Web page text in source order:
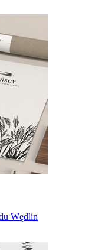
Wędlin